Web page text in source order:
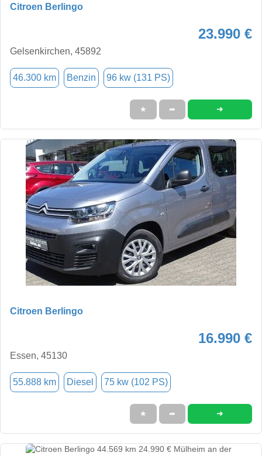
Citroen Berlingo
23.990 €
Gelsenkirchen, 45892
46.300 km Benzin 96 kw (131 PS)
★ ➦ ➜
Citroen Berlingo
16.990 €
Essen, 45130
55.888 km Diesel 75 kw (102 PS)
★ ➦ ➜